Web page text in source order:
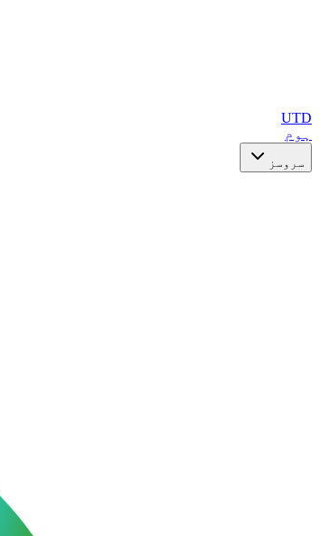
UTD
ہوم
سروسز